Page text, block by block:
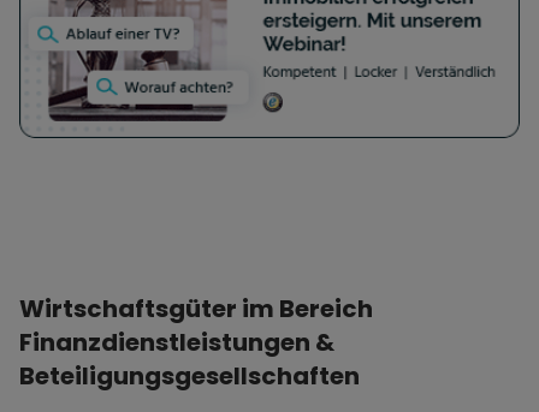
Verwaltung von Immobilien. (2) Die Gesellschaft
ist berechtigt, Unternehmen jeder Art zu
errichten, zu erwerben oder zu pachten oder
sich an solchen in jeder Form zu beteiligen sowie
Zweigniederlassungen errichten.
Wirtschaftsgüter im Bereich
Finanzdienstleistungen &
Beteiligungsgesellschaften